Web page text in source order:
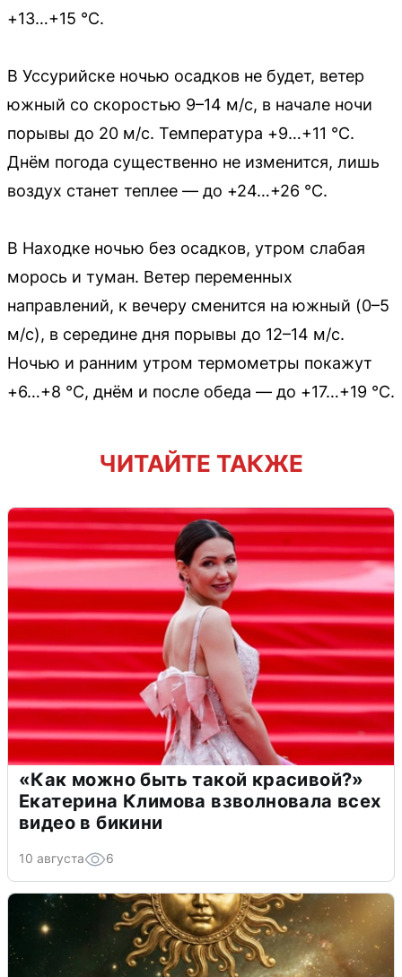
+13…+15 °C.
В Уссурийске ночью осадков не будет, ветер
южный со скоростью 9–14 м/с, в начале ночи
порывы до 20 м/с. Температура +9…+11 °C.
Днём погода существенно не изменится, лишь
воздух станет теплее — до +24…+26 °C.
В Находке ночью без осадков, утром слабая
морось и туман. Ветер переменных
направлений, к вечеру сменится на южный (0–5
м/с), в середине дня порывы до 12–14 м/с.
Ночью и ранним утром термометры покажут
+6…+8 °C, днём и после обеда — до +17…+19 °C.
ЧИТАЙТЕ ТАКЖЕ
«Как можно быть такой красивой?»
Екатерина Климова взволновала всех
видео в бикини
10 августа 6